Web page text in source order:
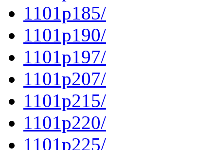
1101p185/
1101p190/
1101p197/
1101p207/
1101p215/
1101p220/
1101p225/